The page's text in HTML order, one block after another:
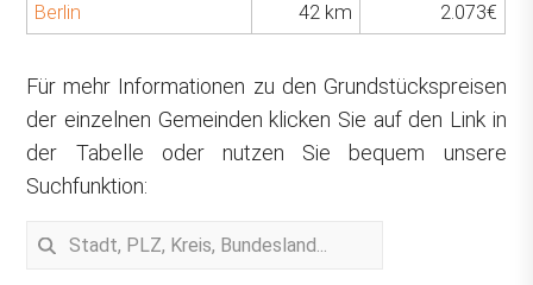
Berlin
42 km 2.073€
Für mehr Informationen zu den Grundstückspreisen
der einzelnen Gemeinden klicken Sie auf den Link in
der Tabelle oder nutzen Sie bequem unsere
Suchfunktion: